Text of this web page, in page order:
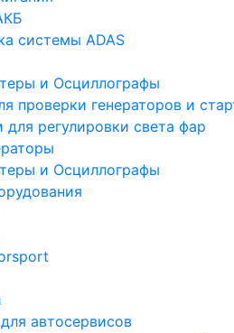
системы ADAS
и Осциллографы
проверки генераторов и
для регулировки света фар
и Осциллографы
автосервисов